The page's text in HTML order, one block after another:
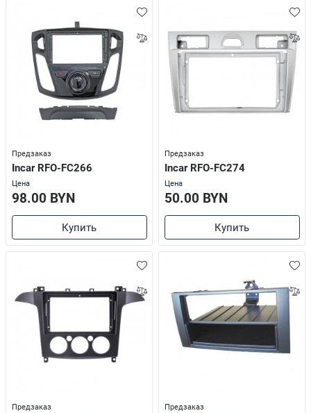
Предзаказ
Incar RFO-FC266
Цена
98.00 BYN
Купить
Предзаказ
Incar RFO-FC274
Цена
50.00 BYN
Купить
Предзаказ Предзаказ